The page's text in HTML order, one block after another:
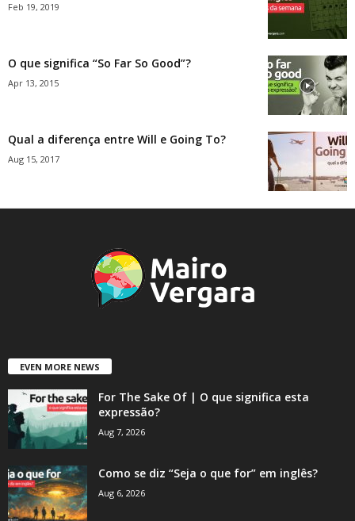
Feb 19, 2019
O que significa “So Far So Good”?
Apr 13, 2015
Qual a diferença entre Will e Going To?
Aug 15, 2017
EVEN MORE NEWS
For The Sake Of | O que significa esta
expressão?
Aug 7, 2026
Como se diz “Seja o que for” em inglês?
Aug 6, 2026